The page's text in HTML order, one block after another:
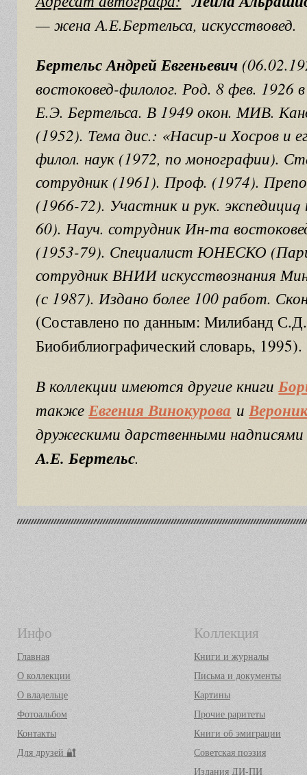
— жена А.Е.Бертельса, искусствовед.
Бертельс Андрей Евгеньевич
востоковед-филолог. Род. 8 фев. 1926
Е.Э. Бертельса. В 1949 окон. МИВ.
(1952). Тема дис.: «Насир-и Хосров и
филол. наук (1972, по монографии).
сотрудник (1961). Проф. (1974).
(1966-72). Участник и рук.
60). Науч. сотрудник Ин-та
(1953-79). Специалист ЮНЕСКО
сотрудник ВНИИ искусствознания
(с 1987). Издано более 100 работ.
(Составлено по данным: Милибанд С.Д.
Биобиблиографический словарь, 1995).
В коллекции имеются другие книги
такжеЕвгения Винокурова и
дружескими дарственными
А.Е. Бертельс.
Инфо
Главная
О коллекции
О владельце
Фотоальбом
Контакты
Для друзей 🔐
Коллекция
Книги и журналы
Письма и документы
Картины
Прочие раритеты
Книги об эмиграции
Советская поэзия
Издания ДИ-ПИ